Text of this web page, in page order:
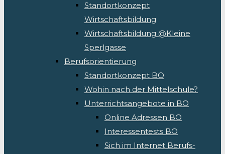
Standortkonzept
Wirtschaftsbildung
Wirtschaftsbildung @Kleine
Sperlgasse
Berufsorientierung
Standortkonzept BO
Wohin nach der Mittelschule?
Unterrichtsangebote in BO
Online Adressen BO
Interessentests BO
Sich im Internet Berufs-